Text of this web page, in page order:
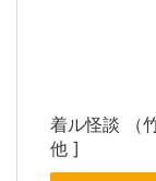
着ル怪談 （
他 ]